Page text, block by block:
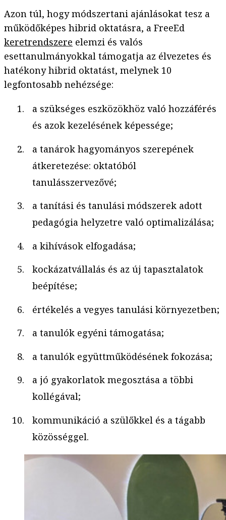
Azon túl, hogy módszertani ajánlásokat tesz a
működőképes hibrid oktatásra, a FreeEd
keretrendszere elemzi és valós
esettanulmányokkal támogatja az élvezetes és
hatékony hibrid oktatást, melynek 10
legfontosabb nehézsége:
a szükséges eszközökhöz való hozzáférés
és azok kezelésének képessége;
a tanárok hagyományos szerepének
átkeretezése: oktatóból
tanulásszervezővé;
a tanítási és tanulási módszerek adott
pedagógia helyzetre való optimalizálása;
a kihívások elfogadása;
kockázatvállalás és az új tapasztalatok
beépítése;
értékelés a vegyes tanulási környezetben;
a tanulók egyéni támogatása;
a tanulók együttműködésének fokozása;
a jó gyakorlatok megosztása a többi
kollégával;
kommunikáció a szülőkkel és a tágabb
közösséggel.